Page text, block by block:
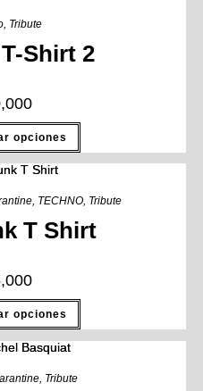
Tribute
Shirt 2
opciones
, TECHNO, Tribute
T Shirt
opciones
, Tribute